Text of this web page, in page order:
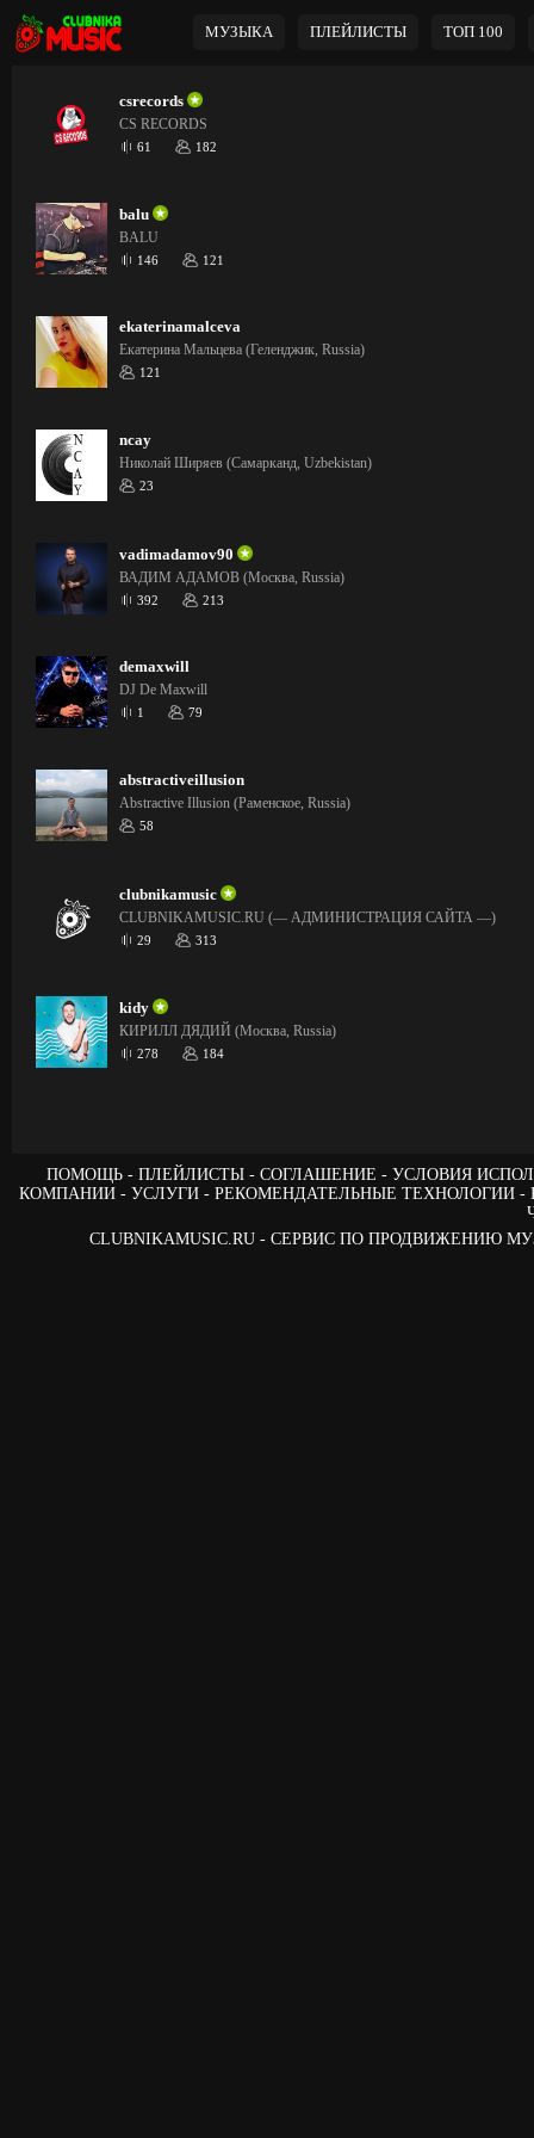
МУЗЫКА ПЛЕЙЛИСТЫ ТОП 100
csrecords
CS RECORDS
61 182
balu
BALU
146 121
ekaterinamalceva
Екатерина Мальцева (Геленджик, Russia)
121
ncay
Николай Ширяев (Самарканд, Uzbekistan)
23
vadimadamov90
ВАДИМ АДАМОВ (Москва, Russia)
392 213
demaxwill
DJ De Maxwill
1 79
abstractiveillusion
Abstractive Illusion (Раменское, Russia)
58
clubnikamusic
CLUBNIKAMUSIC.RU (— АДМИНИСТРАЦИЯ САЙТА —)
29 313
kidy
КИРИЛЛ ДЯДИЙ (Москва, Russia)
278 184
ПОМОЩЬ ПЛЕЙЛИСТЫ СОГЛАШЕНИЕ
УСЛОВИЯ
КОМПАНИИ
УСЛУГИ РЕКОМЕНДАТЕЛЬНЫЕ ТЕХНОЛОГИИ
CLUBNIKAMUSIC.RU - СЕРВИС ПО ПРОДВИЖЕНИЮ